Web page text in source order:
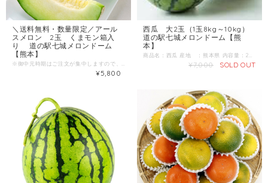
＼送料無料・数量限定／アール
スメロン 2玉 くまモン箱入
り 道の駅七城メロンドーム
【熊本】
¥5,800
西瓜 大2玉（1玉8kg～10kg）
道の駅七城メロンドーム【熊
本】
¥7,000 SOLD OUT